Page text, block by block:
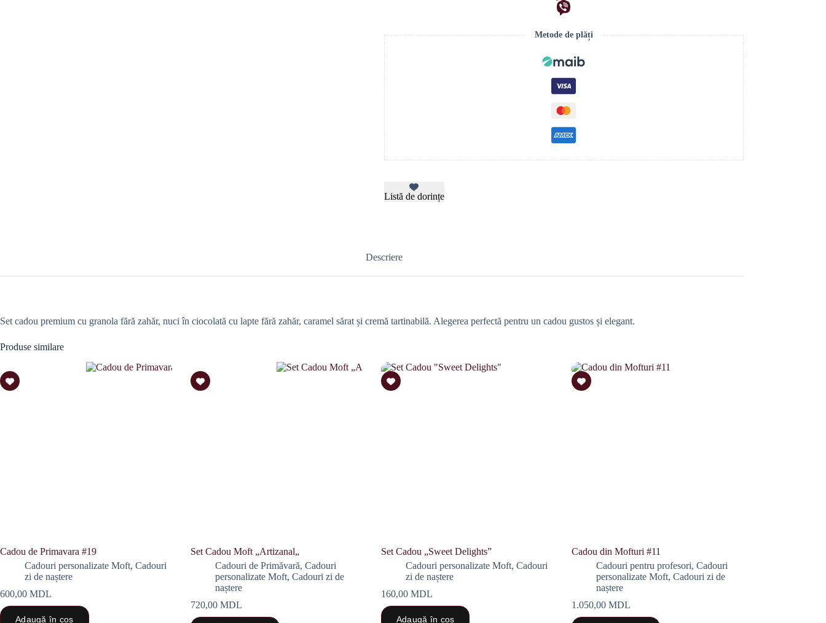
Metode de plăți
Listă de dorințe
Descriere
Set cadou premium cu granola fără zahăr, nuci în ciocolată cu lapte fără zahăr, caramel sărat și cremă tartinabilă. Alegerea perfectă pentru un cadou gustos și elegant.
Produse similare
Cadou de Primavara #19
Cadouri personalizate Moft, Cadouri
zi de naștere
600,00 MDL
Adaugă în coș
Set Cadou Moft „Artizanal„
Cadouri de Primăvară, Cadouri
personalizate Moft, Cadouri zi de
naștere
720,00 MDL
Set Cadou „Sweet Delights”
Cadouri personalizate Moft, Cadouri
zi de naștere
160,00 MDL
Adaugă în coș
Cadou din Mofturi #11
Cadouri pentru profesori, Cadouri
personalizate Moft, Cadouri zi de
naștere
1.050,00 MDL